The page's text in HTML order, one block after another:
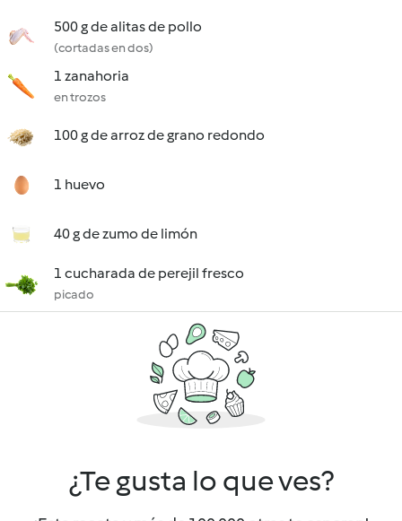
500 g de alitas de pollo
(cortadas en dos)
1 zanahoria
en trozos
100 g de arroz de grano redondo
1 huevo
40 g de zumo de limón
1 cucharada de perejil fresco
picado
¿Te gusta lo que ves?